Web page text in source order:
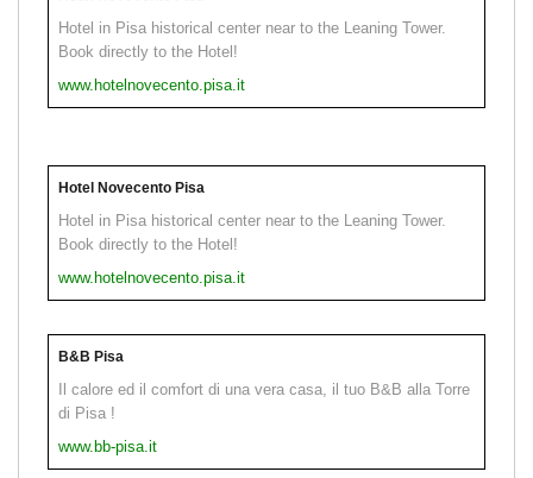
Hotel in Pisa historical center near to the Leaning Tower.
Book directly to the Hotel!
www.hotelnovecento.pisa.it
Hotel Novecento Pisa
Hotel in Pisa historical center near to the Leaning Tower.
Book directly to the Hotel!
www.hotelnovecento.pisa.it
B&B Pisa
Il calore ed il comfort di una vera casa, il tuo B&B alla Torre
di Pisa !
www.bb-pisa.it